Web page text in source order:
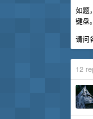
如题
键盘
请问
12